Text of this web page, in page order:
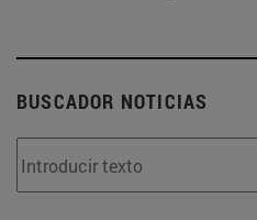
BUSCADOR NOTICIAS